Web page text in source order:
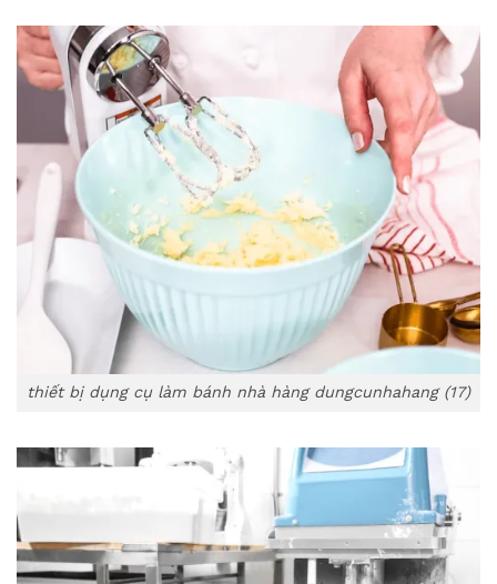
thiết bị dụng cụ làm bánh nhà hàng dungcunhahang (17)